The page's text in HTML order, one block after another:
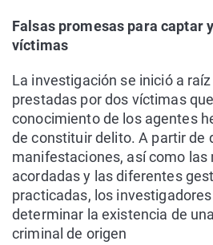
Falsas promesas para captar
víctimas
La investigación se inició a
prestadas por dos víctimas
conocimiento de los agentes
de constituir delito. A partir de
manifestaciones, así como las
acordadas y las diferentes
practicadas, los
determinar la existencia de
criminal de origen